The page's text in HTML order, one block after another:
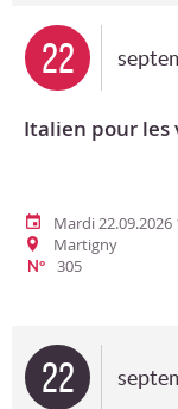
22
Italien pour les
Mardi 22.09.2026
Martigny
N°
305
22